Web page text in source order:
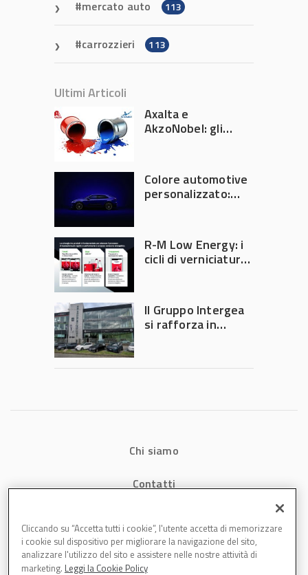
mercato auto 113
carrozzieri 113
Ultimi Articoli
Axalta e
AkzoNobel: gli
Colore automotive
personalizzato:
diventa ingegneria
di precisione
R-M Low Energy: i
cicli di verniciatura
tempi e costi in
carrozzeria
Il Gruppo Intergea
si rafforza in
Chi siamo
Contatti
Cookies
Cliccando su “Accetta tutti i cookie”, l'utente accetta di memorizzare
i cookie sul dispositivo per migliorare la navigazione del sito,
analizzare l'utilizzo del sito e assistere nelle nostre attività di
marketing. Leggi la Cookie Policy